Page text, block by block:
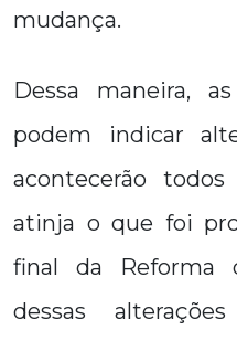
mudança.
Dessa maneira,
podem indicar
acontecerão
atinja o que foi
final da Reforma
dessas